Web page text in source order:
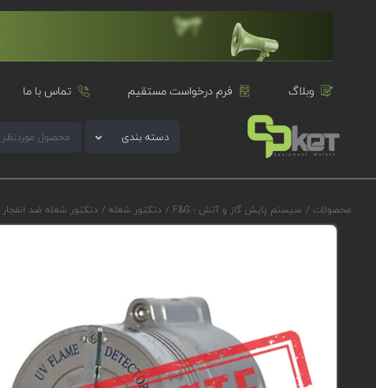
وبلاگ فرم درخواست مستقیم تماس با ما
دسته بندی
محصولات / سیستم پایش گاز و آتش - F&G / دتکتور شعله / دتکتور شعله ضد انفجار